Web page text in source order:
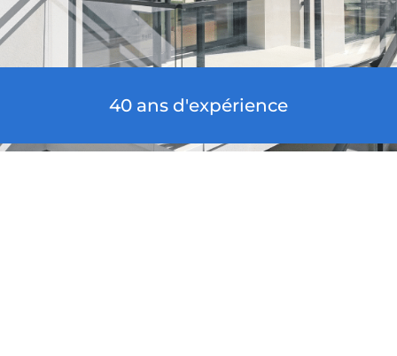
40 ans d'expérience